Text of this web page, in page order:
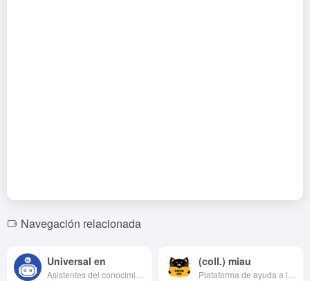
Navegación relacionada
Universal en (coll.) miau